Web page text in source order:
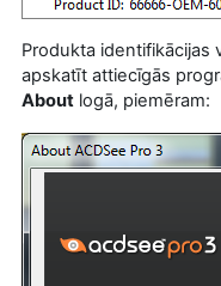
Produkta identifikācijas
apskatīt attiecīgās
About logā, piemēram: